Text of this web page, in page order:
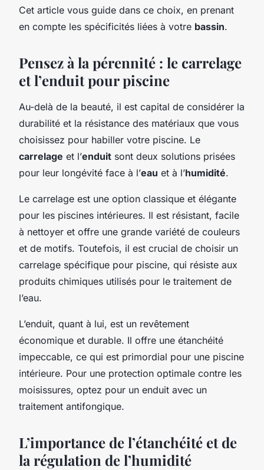
Cet article vous guide dans ce choix, en prenant
en compte les spécificités liées à votre bassin.
Pensez à la pérennité : le carrelage
et l’enduit pour piscine
Au-delà de la beauté, il est capital de considérer la
durabilité et la résistance des matériaux que vous
choisissez pour habiller votre piscine. Le
carrelage et l’enduit sont deux solutions prisées
pour leur longévité face à l’eau et à l’humidité.
Le carrelage est une option classique et élégante
pour les piscines intérieures. Il est résistant, facile
à nettoyer et offre une grande variété de couleurs
et de motifs. Toutefois, il est crucial de choisir un
carrelage spécifique pour piscine, qui résiste aux
produits chimiques utilisés pour le traitement de
l’eau.
L’enduit, quant à lui, est un revêtement
économique et durable. Il offre une étanchéité
impeccable, ce qui est primordial pour une piscine
intérieure. Pour une protection optimale contre les
moisissures, optez pour un enduit avec un
traitement antifongique.
L’importance de l’étanchéité et de
la régulation de l’humidité